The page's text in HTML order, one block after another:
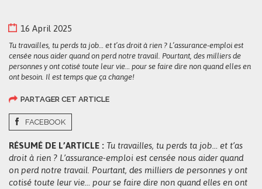
16 April 2025
Tu travailles, tu perds ta job… et t’as droit à rien ? L’assurance-emploi est
censée nous aider quand on perd notre travail. Pourtant, des milliers de
personnes y ont cotisé toute leur vie… pour se faire dire non quand elles en
ont besoin. Il est temps que ça change!
PARTAGER CET ARTICLE
FACEBOOK
RÉSUMÉ DE L’ARTICLE : Tu travailles, tu perds ta job… et t’as
droit à rien ? L’assurance-emploi est censée nous aider quand
on perd notre travail. Pourtant, des milliers de personnes y ont
cotisé toute leur vie… pour se faire dire non quand elles en ont